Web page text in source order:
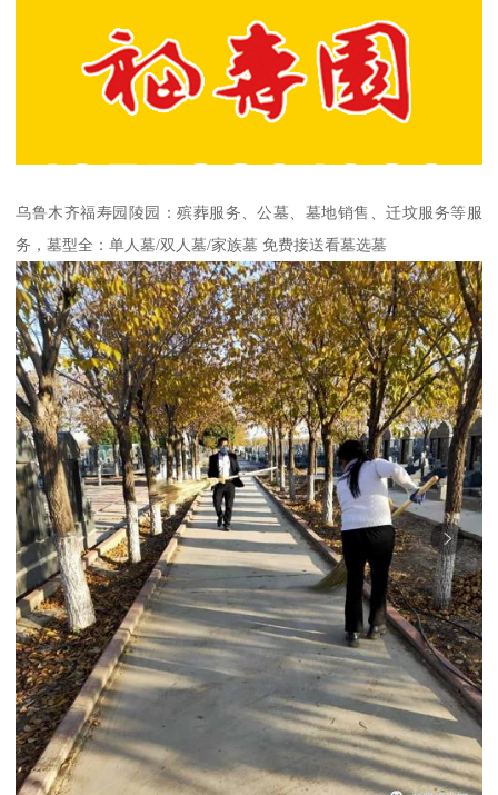
乌鲁木齐福寿园陵园：殡葬服务、公墓、墓地销售、迁坟服务等服
务，墓型全：单人墓/双人墓/家族墓 免费接送看墓选墓